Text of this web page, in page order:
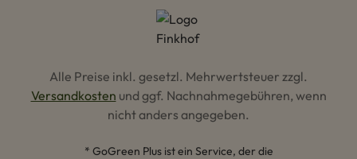
Alle Preise inkl. gesetzl. Mehrwertsteuer zzgl.
Versandkosten und ggf. Nachnahmegebühren, wenn
nicht anders angegeben.
* GoGreen Plus ist ein Service, der die